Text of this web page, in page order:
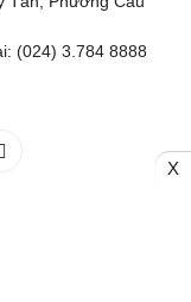
(024) 3.784 8888
X